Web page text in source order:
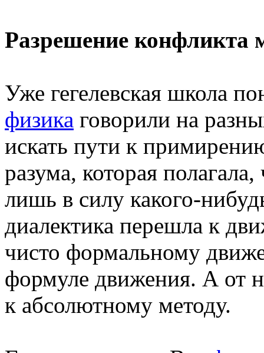
Разрешение конфликта
Уже гегелевская школа
физика говорили на
искать пути к
разума, которая
лишь в силу какого-
диалектика перешла к
чисто формальному
формуле движения. А от
к абсолютному методу.